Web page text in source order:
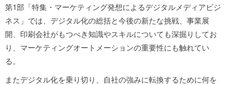
第1部「特集・マーケティング発想によるデジタルメディアビジ
ネス」では、デジタル化の総括と今後の新たな挑戦、事業展
開、印刷会社がもつべき知識やスキルについても深掘りしてお
り、マーケティングオートメーションの重要性にも触れてい
る。
またデジタル化を乗り切り、自社の強みに転換するために何を